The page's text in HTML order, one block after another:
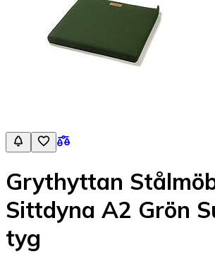
Grythyttan
Sittdyna A2 Grön
tyg